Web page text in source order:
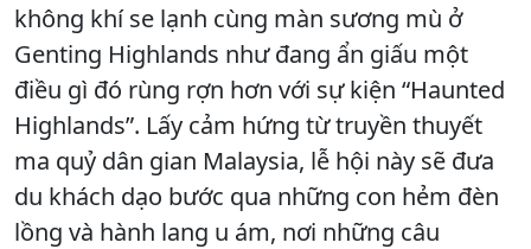
không khí se lạnh cùng màn sương mù ở
Genting Highlands như đang ẩn giấu một
điều gì đó rùng rợn hơn với sự kiện “Haunted
Highlands”. Lấy cảm hứng từ truyền thuyết
ma quỷ dân gian Malaysia, lễ hội này sẽ đưa
du khách dạo bước qua những con hẻm đèn
lồng và hành lang u ám, nơi những câu